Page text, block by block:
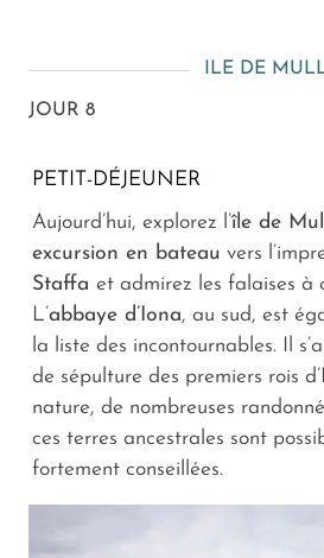
ILE DE
JOUR 8
PETIT-DÉJEUNER
Aujourd’hui, explorez l’île de Mull
excursion en bateau vers
Staffa et admirez les falaises à
L’abbaye d’Iona, au sud, est
la liste des incontournables. Il
de sépulture des premiers rois
nature, de nombreuses
ces terres ancestrales sont
fortement conseillées.